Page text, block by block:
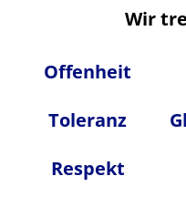
Wir
Offenheit
Toleranz
Respekt